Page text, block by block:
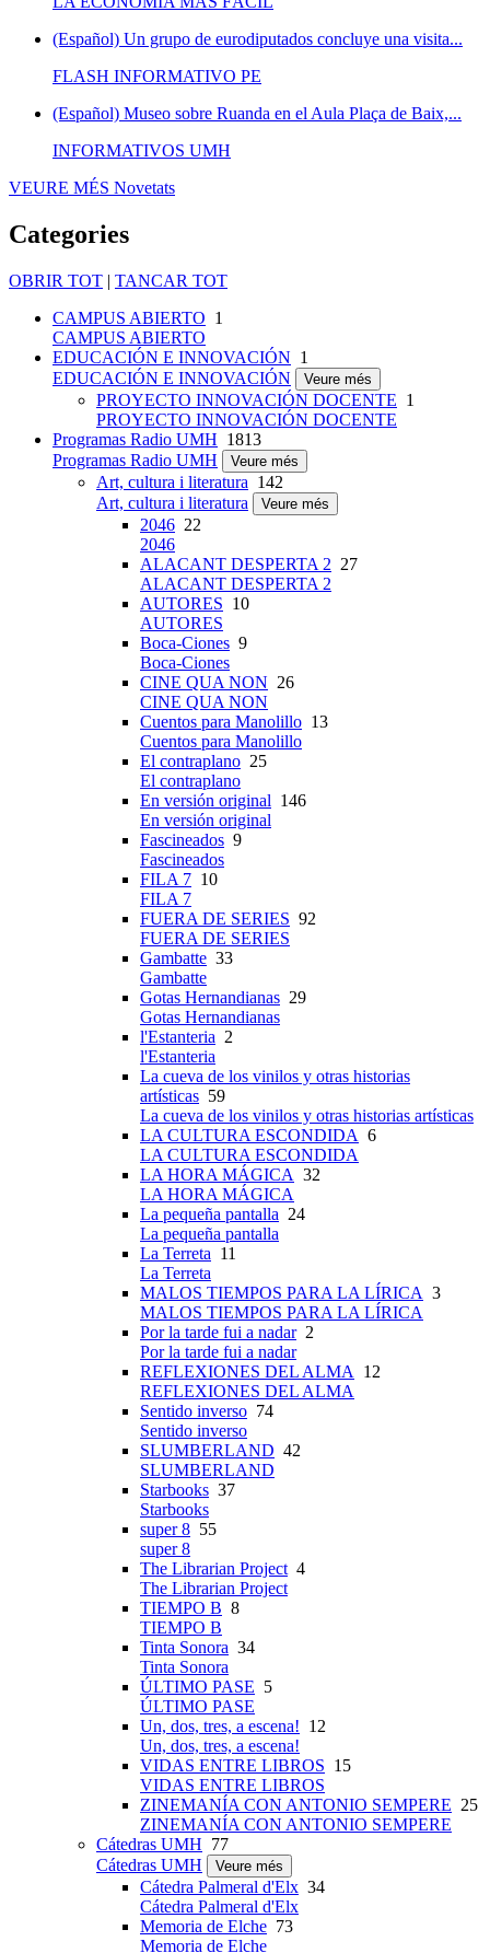
(Español) Un grupo de eurodiputados concluye una visita...
FLASH INFORMATIVO PE
(Español) Museo sobre Ruanda en el Aula Plaça de Baix,...
INFORMATIVOS UMH
VEURE MÉS Novetats
Categories
OBRIR TOT | TANCAR TOT
CAMPUS ABIERTO 1
CAMPUS ABIERTO
EDUCACIÓN E INNOVACIÓN 1
EDUCACIÓN E INNOVACIÓN
Veure més
PROYECTO INNOVACIÓN DOCENTE 1
PROYECTO INNOVACIÓN DOCENTE
Programas Radio UMH 1813
Programas Radio UMH
Veure més
Art, cultura i literatura 142
Art, cultura i literatura
Veure més
2046 22
2046
ALACANT DESPERTA 2 27
ALACANT DESPERTA 2
AUTORES 10
AUTORES
Boca-Ciones 9
Boca-Ciones
CINE QUA NON 26
CINE QUA NON
Cuentos para Manolillo 13
Cuentos para Manolillo
El contraplano 25
El contraplano
En versión original 146
En versión original
Fascineados 9
Fascineados
FILA 7 10
FILA 7
FUERA DE SERIES 92
FUERA DE SERIES
Gambatte 33
Gambatte
Gotas Hernandianas 29
Gotas Hernandianas
l'Estanteria 2
l'Estanteria
La cueva de los vinilos y otras historias
artísticas 59
La cueva de los vinilos y otras historias artísticas
LA CULTURA ESCONDIDA 6
LA CULTURA ESCONDIDA
LA HORA MÁGICA 32
LA HORA MÁGICA
La pequeña pantalla 24
La pequeña pantalla
La Terreta 11
La Terreta
MALOS TIEMPOS PARA LA LÍRICA 3
MALOS TIEMPOS PARA LA LÍRICA
Por la tarde fui a nadar2
Por la tarde fui a nadar
REFLEXIONES DEL ALMA
12
REFLEXIONES DEL ALMA
Sentido inverso 74
Sentido inverso
SLUMBERLAND 42
SLUMBERLAND
Starbooks 37
Starbooks
super 8 55
super 8
The Librarian Project 4
The Librarian Project
TIEMPO B 8
TIEMPO B
Tinta Sonora 34
Tinta Sonora
ÚLTIMO PASE 5
ÚLTIMO PASE
Un, dos, tres, a escena! 12
Un, dos, tres, a escena!
VIDAS ENTRE LIBROS 15
VIDAS ENTRE LIBROS
ZINEMANÍA CON ANTONIO SEMPERE 25
ZINEMANÍA CON ANTONIO SEMPERE
Cátedras UMH 77
Cátedras UMH
Veure més
Cátedra Palmeral d'Elx 34
Cátedra Palmeral d'Elx
Memoria de Elche 73
Memoria de Elche